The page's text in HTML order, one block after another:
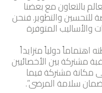
بالتعاون مع بعضنا
للتحسين والتطوير. فنحن
والأساليب المتوفرة
اهتماماً دولياً متزايداً
مشتركة بين الأخصائيين
مكانة مشتركة فيما
سلامة المرضى”.